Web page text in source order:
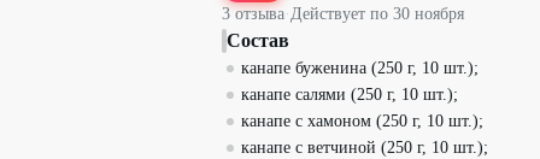
3 отзыва·Действует по 30 ноября
Состав
канапе буженина (250 г, 10 шт.);
канапе салями (250 г, 10 шт.);
канапе с хамоном (250 г, 10 шт.);
канапе с ветчиной (250 г, 10 шт.);